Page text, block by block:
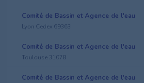
Comité de Bassin et Agence de l'eau
Lyon Cedex 69363
Comité de Bassin et Agence de l'eau
Toulouse 31078
Comité de Bassin et Agence de l'eau